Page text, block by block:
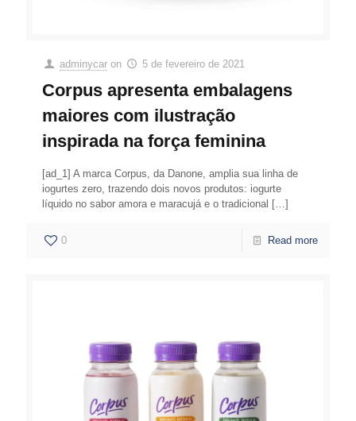
adminycar on 5 de fevereiro de 2021
Corpus apresenta embalagens
maiores com ilustração
inspirada na força feminina
[ad_1] A marca Corpus, da Danone, amplia sua linha de
iogurtes zero, trazendo dois novos produtos: iogurte
líquido no sabor amora e maracujá e o tradicional […]
0 Read more